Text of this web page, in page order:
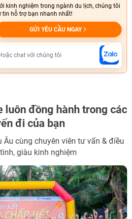
kinh nghiệm trong ngành du lịch, chúng tôi
tin hỗ trợ bạn nhanh nhất!
GỬI YÊU CẦU NGAY
chat với chúng tôi
luôn đồng hành trong các
đi của bạn
Âu cùng chuyên viên tư vấn & điều
giàu kinh nghiệm